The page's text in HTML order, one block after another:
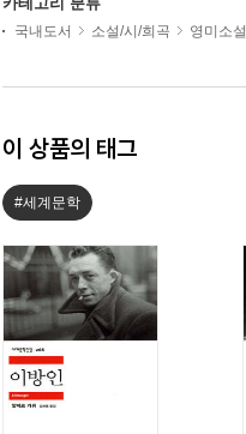
국내도서 소설/시/희곡 영미소설
이 상품의 태그
#세계문학